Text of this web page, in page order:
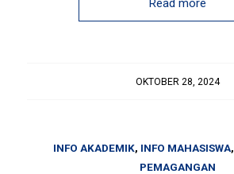
Read more
OKTOBER 28, 2024
INFO AKADEMIK, INFO MAHASISWA,
PEMAGANGAN